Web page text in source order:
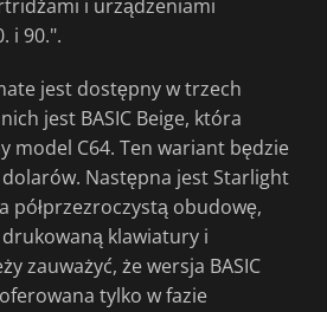
i urządzeniami
i 90.".
jest dostępny w trzech
jest BASIC Beige, która
model C64. Ten wariant będzie
Następna jest Starlight
półprzezroczystą obudowę,
klawiatury i
zauważyć, że wersja BASIC
tylko w fazie